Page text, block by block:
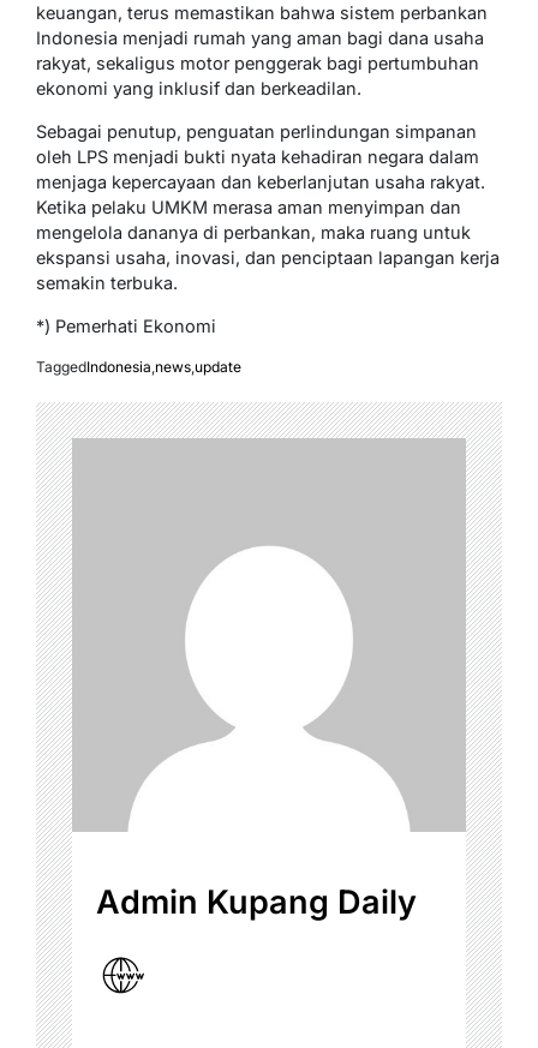
keuangan, terus memastikan bahwa sistem perbankan
Indonesia menjadi rumah yang aman bagi dana usaha
rakyat, sekaligus motor penggerak bagi pertumbuhan
ekonomi yang inklusif dan berkeadilan.
Sebagai penutup, penguatan perlindungan simpanan
oleh LPS menjadi bukti nyata kehadiran negara dalam
menjaga kepercayaan dan keberlanjutan usaha rakyat.
Ketika pelaku UMKM merasa aman menyimpan dan
mengelola dananya di perbankan, maka ruang untuk
ekspansi usaha, inovasi, dan penciptaan lapangan kerja
semakin terbuka.
*) Pemerhati Ekonomi
TaggedIndonesia,news,update
Admin Kupang Daily